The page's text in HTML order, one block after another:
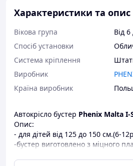
Характеристики та опис
Вікова група
Від
Спосіб установки
Система кріплення
Виробник
Країна виробник
Автокрісло бустер Phenix Malta I-
Опис:
- для дітей від 125 до 150 см.(6-
-бустер виготовлено з міцного